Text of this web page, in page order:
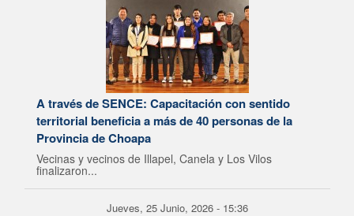
A través de SENCE: Capacitación con sentido
territorial beneficia a más de 40 personas de la
Provincia de Choapa
Vecinas y vecinos de Illapel, Canela y Los Vilos
finalizaron...
Jueves, 25 Junio, 2026 - 15:36